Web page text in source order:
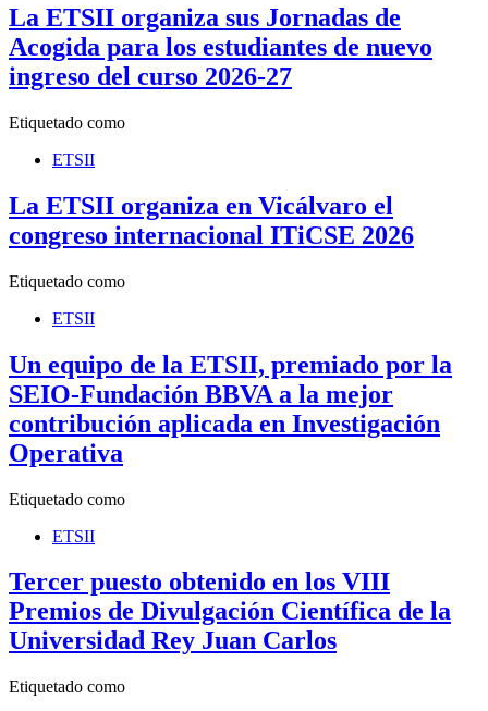
La ETSII organiza sus Jornadas de
Acogida para los estudiantes de nuevo
ingreso del curso 2026-27
Etiquetado como
ETSII
La ETSII organiza en Vicálvaro el
congreso internacional ITiCSE 2026
Etiquetado como
ETSII
Un equipo de la ETSII, premiado por la
SEIO-Fundación BBVA a la mejor
contribución aplicada en Investigación
Operativa
Etiquetado como
ETSII
Tercer puesto obtenido en los VIII
Premios de Divulgación Científica de la
Universidad Rey Juan Carlos
Etiquetado como